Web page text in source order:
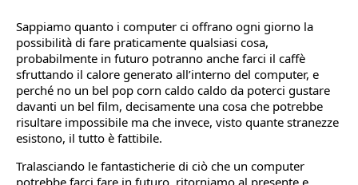
Sappiamo quanto i computer ci offrano ogni giorno la
possibilità di fare praticamente qualsiasi cosa,
probabilmente in futuro potranno anche farci il caffè
sfruttando il calore generato all’interno del computer, e
perché no un bel pop corn caldo caldo da poterci gustare
davanti un bel film, decisamente una cosa che potrebbe
risultare impossibile ma che invece, visto quante stranezze
esistono, il tutto è fattibile.
Tralasciando le fantasticherie di ciò che un computer
potrebbe farci fare in futuro, ritorniamo al presente e